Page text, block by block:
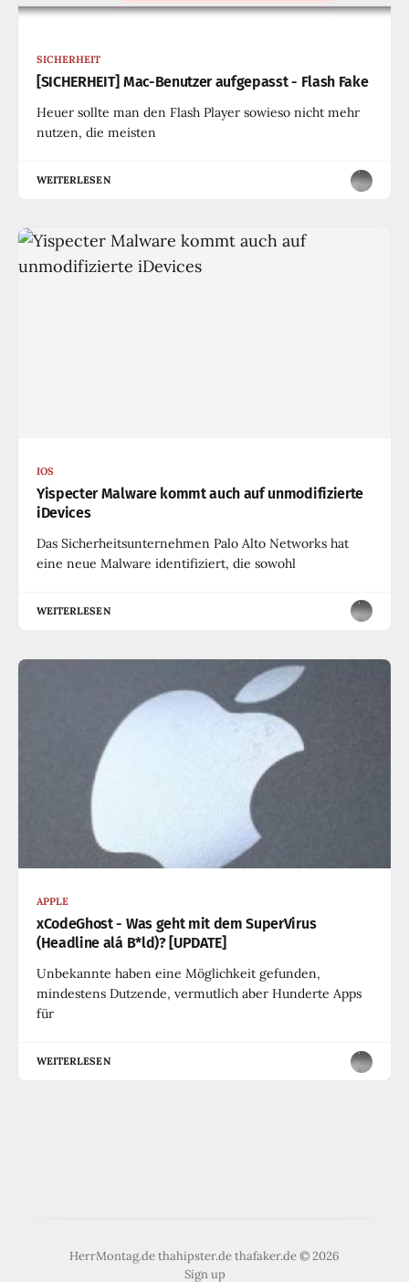
SICHERHEIT
[SICHERHEIT] Mac-Benutzer aufgepasst - Flash Fake
Heuer sollte man den Flash Player sowieso nicht mehr
nutzen, die meisten
WEITERLESEN
IOS
Yispecter Malware kommt auch auf unmodifizierte
iDevices
Das Sicherheitsunternehmen Palo Alto Networks hat
eine neue Malware identifiziert, die sowohl
WEITERLESEN
APPLE
xCodeGhost - Was geht mit dem SuperVirus
(Headline alá B*ld)? [UPDATE]
Unbekannte haben eine Möglichkeit gefunden,
mindestens Dutzende, vermutlich aber Hunderte Apps
für
WEITERLESEN
HerrMontag.de thahipster.de thafaker.de © 2026
Sign up